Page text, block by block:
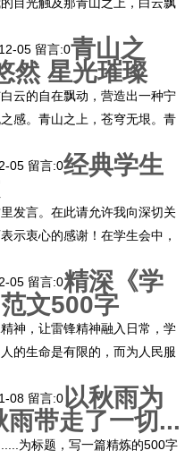
05 留言:0青山之
然 星光璀璨
云的自在飘动，营造出一种宁
感。青山之上，苍穹无垠。青
05 留言:0经典学生
发言。在此请允许我向深切关
示衷心的感谢！在学生会中，
05 留言:0精深《学
文500字
神，让雷锋精神融入日常，学
的生命是有限的，而为人民服
08 留言:0以秋雨为
带走了一切...
为标题，写一篇精炼的500字